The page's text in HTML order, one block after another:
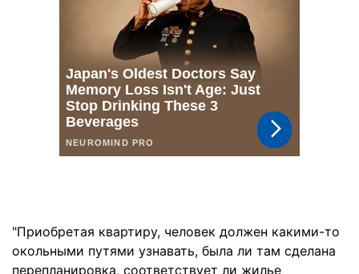
"Приобретая квартиру, человек должен какими-то
окольными путями узнавать, была ли там сделана
перепланировка, соответствует ли жилье